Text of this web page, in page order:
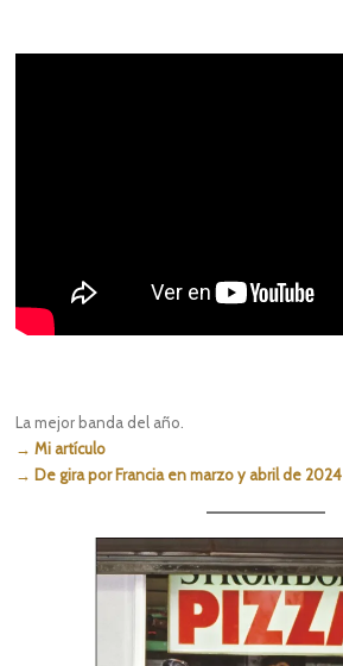
La mejor banda del año.
→ Mi artículo
→ De gira por Francia en marzo y abril de 2024